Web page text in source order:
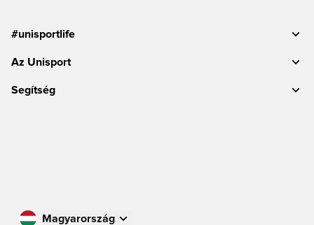
#unisportlife
Az Unisport
Segítség
Magyarország